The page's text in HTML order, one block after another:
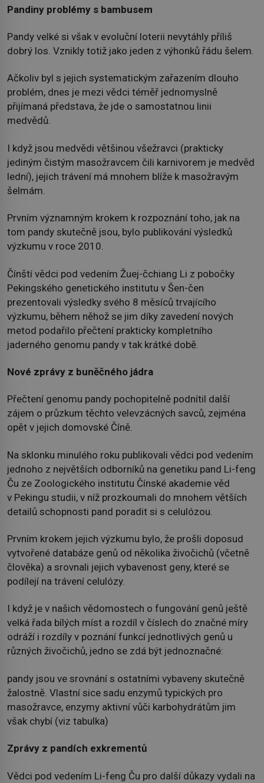
Pandiny problémy s bambusem
Pandy velké si však v evoluční loterii nevytáhly příliš
dobrý los. Vznikly totiž jako jeden z výhonků řádu šelem.
Ačkoliv byl s jejich systematickým zařazením dlouho
problém, dnes je mezi vědci téměř jednomyslně
přijímaná představa, že jde o samostatnou linii
medvědů.
I když jsou medvědi většinou všežravci (prakticky
jediným čistým masožravcem čili karnivorem je medvěd
lední), jejich trávení má mnohem blíže k masožravým
šelmám.
Prvním významným krokem k rozpoznání toho, jak na
tom pandy skutečně jsou, bylo publikování výsledků
výzkumu v roce 2010.
Čínští vědci pod vedením Žuej-čchiang Li z pobočky
Pekingského genetického institutu v Šen-čen
prezentovali výsledky svého 8 měsíců trvajícího
výzkumu, během něhož se jim díky zavedení nových
metod podařilo přečtení prakticky kompletního
jaderného genomu pandy v tak krátké době.
Nové zprávy z buněčného jádra
Přečtení genomu pandy pochopitelně podnítil další
zájem o průzkum těchto velevzácných savců, zejména
opět v jejich domovské Číně.
Na sklonku minulého roku publikovali vědci pod vedením
jednoho z největších odborníků na genetiku pand Li-feng
Ču ze Zoologického institutu Čínské akademie věd
v Pekingu studii, v níž prozkoumali do mnohem větších
detailů schopnosti pand poradit si s celulózou.
Prvním krokem jejich výzkumu bylo, že prošli doposud
vytvořené databáze genů od několika živočichů (včetně
člověka) a srovnali jejich vybavenost geny, které se
podílejí na trávení celulózy.
I když je v našich vědomostech o fungování genů ještě
velká řada bílých míst a rozdíl v číslech do značné míry
odráží i rozdíly v poznání funkcí jednotlivých genů u
různých živočichů, jedno se zdá být jednoznačné:
pandy jsou ve srovnání s ostatními vybaveny skutečně
žalostně. Vlastní sice sadu enzymů typických pro
masožravce, enzymy aktivní vůči karbohydrátům jim
však chybí (viz tabulka)
Zprávy z pandích exkrementů
Vědci pod vedením Li-feng Ču pro další důkazy vydali na